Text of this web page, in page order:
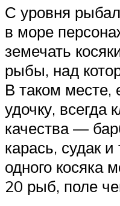
С уровня
в море
земечать
рыбы, над
В таком месте,
удочку, всегда
качества —
карась, судак
одного косяка
20 рыб, поле